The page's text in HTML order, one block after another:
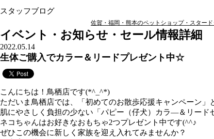
スタッフブログ
佐賀・福岡・熊本のペットショップ・スター
イベント・お知らせ・セール情報詳細
2022.05.14
生体ご購入でカラー＆リードプレゼント中☆
こんにちは！鳥栖店です(*^_^*)
ただいま鳥栖店では、「初めてのお散歩応援キャンペーン
肌にやさしく負担の少ない「パピー（仔犬）カラ―＆リー
ネコちゃんはお好きなおもちゃ2つプレゼント中です(^^♪
ぜひこの機会に新しく家族を迎え入れてみませんか？